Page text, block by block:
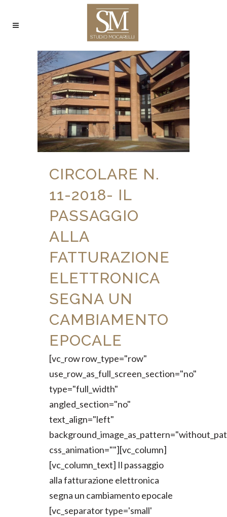
CIRCOLARE N.
11-2018- IL
PASSAGGIO
ALLA
FATTURAZIONE
ELETTRONICA
SEGNA UN
CAMBIAMENTO
EPOCALE
[vc_row row_type="row"
use_row_as_full_screen_section="no"
type="full_width"
angled_section="no"
text_align="left"
css_animation=""][vc_column]
[vc_column_text] Il passaggio
alla fatturazione elettronica
segna un cambiamento epocale
[vc_separator type='small'